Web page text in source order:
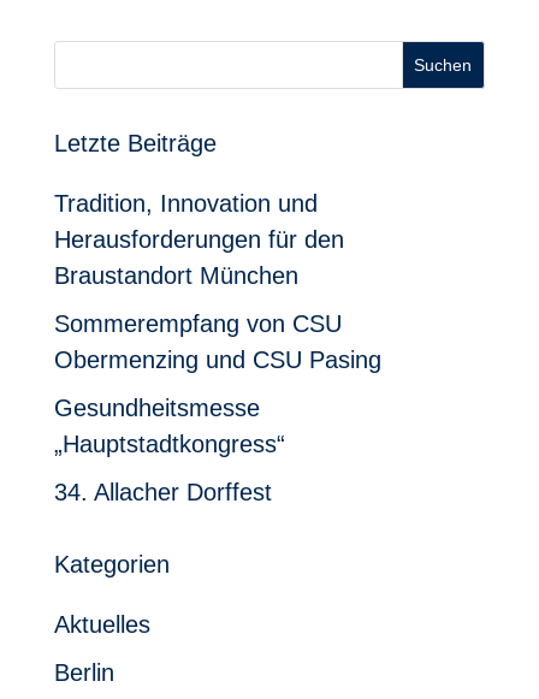
Suchen
Letzte Beiträge
Tradition, Innovation und
Herausforderungen für den
Braustandort München
Sommerempfang von CSU
Obermenzing und CSU Pasing
Gesundheitsmesse
„Hauptstadtkongress“
34. Allacher Dorffest
Kategorien
Aktuelles
Berlin